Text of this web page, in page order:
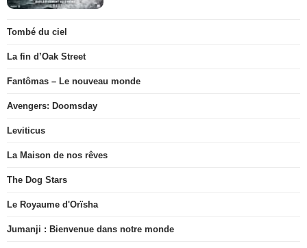
Tombé du ciel
La fin d’Oak Street
Fantômas – Le nouveau monde
Avengers: Doomsday
Leviticus
La Maison de nos rêves
The Dog Stars
Le Royaume d'Orïsha
Jumanji : Bienvenue dans notre monde